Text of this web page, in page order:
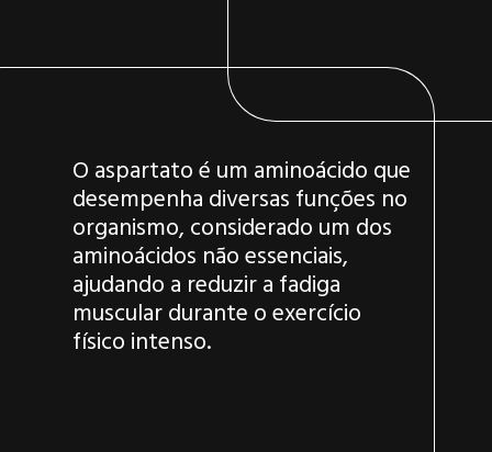
O aspartato é um aminoácido que
desempenha diversas funções no
organismo, considerado um dos
aminoácidos não essenciais,
ajudando a reduzir a fadiga
muscular durante o exercício
físico intenso.